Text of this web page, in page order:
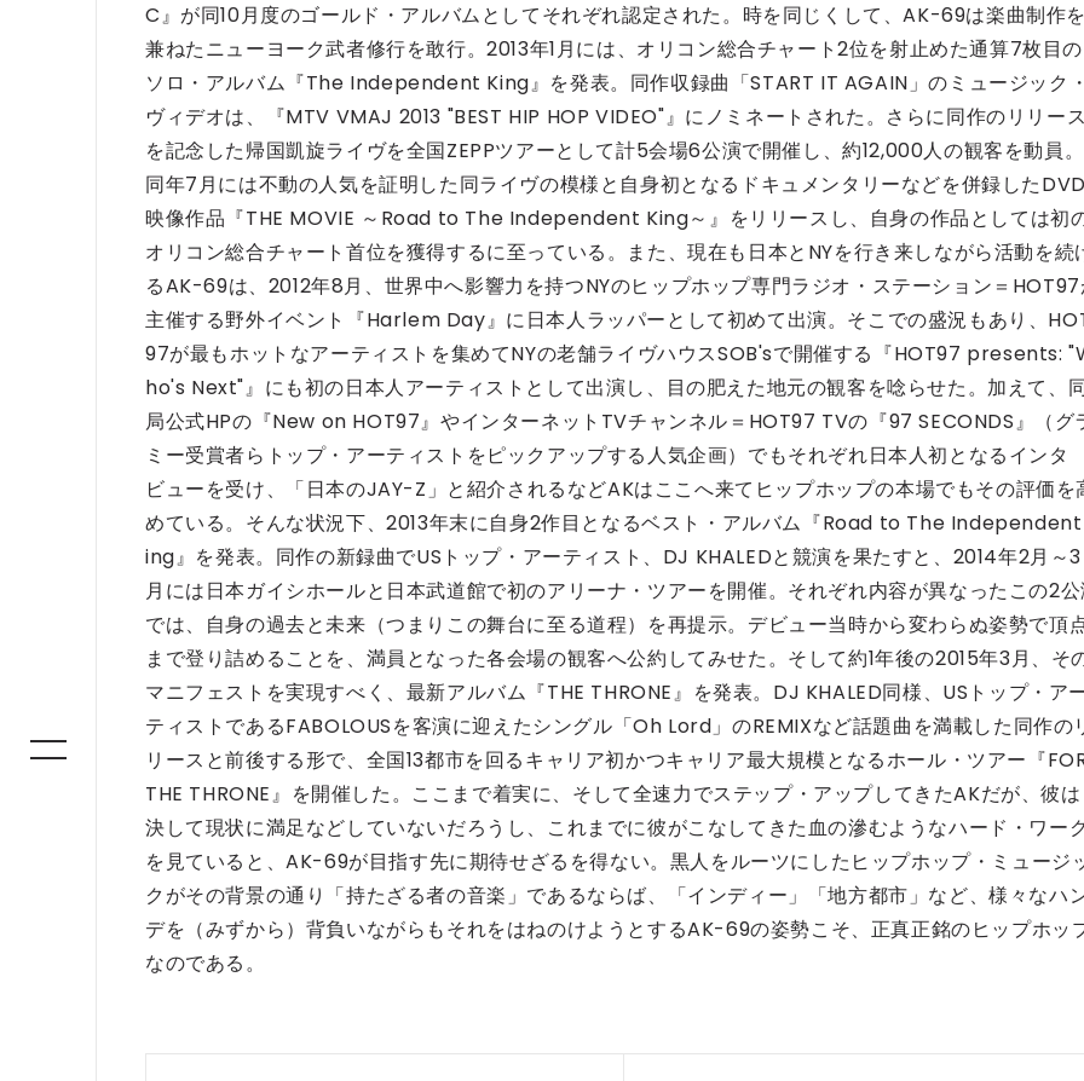
C』が同10月度のゴールド・アルバムとしてそれぞれ認定された。 時を同じくして、AK-69は楽曲制作を
兼ねたニューヨーク武者修行を敢行。2013年1月には、オリコン総合チャート2位を射止めた通算7枚目の
ソロ・アルバム『The Independent King』を発表。同作収録曲「START IT AGAIN」のミュージック・
ヴィデオは、『MTV VMAJ 2013 "BEST HIP HOP VIDEO"』にノミネートされた。さらに同作のリリース
を記念した帰国凱旋ライヴを全国ZEPPツアーとして計5会場6公演で開催し、約12,000人の観客を動員。
同年7月には不動の人気を証明した同ライヴの模様と自身初となるドキュメンタリーなどを併録したDVD
映像作品『THE MOVIE ～Road to The Independent King～』をリリースし、自身の作品としては初
オリコン総合チャート首位を獲得するに至っている。
また、現在も日本とNYを行き来しながら活動を続
るAK-69は、2012年8月、世界中へ影響力を持つNYのヒップホップ専門ラジオ・ステーション＝
主催する野外イベント『Harlem Day』に日本人ラッパーとして初めて出演。そこでの盛況もあり、
97が最もホットなアーティストを集めてNYの老舗ライヴハウスSOB'sで開催する『HOT97 presents:
ho's Next"』にも初の日本人アーティストとして出演し、目の肥えた地元の観客を唸らせた。加えて、
局公式HPの『New on HOT97』やインターネットTVチャンネル＝HOT97 TVの『97 SECONDS』（グ
ミー受賞者らトップ・アーティストをピックアップする人気企画）でもそれぞれ日本人初となるインタ
ビューを受け、「日本のJAY-Z」と紹介されるなどAKはここへ来てヒップホップの本場でもその評価を
めている。 そんな状況下、2013年末に自身2作目となるベスト・アルバム『Road to The
ing』を発表。同作の新録曲でUSトップ・アーティスト、DJ KHALEDと競演を果たすと、2014年2月～3
月には日本ガイシホールと日本武道館で初のアリーナ・ツアーを開催。それぞれ内容が異なったこの2
では、自身の過去と未来（つまりこの舞台に至る道程）を再提示。デビュー当時から変わらぬ姿勢で頂
まで登り詰めることを、満員となった各会場の観客へ公約してみせた。そして約1年後の2015年3月、そ
マニフェストを実現すべく、最新アルバム『THE THRONE』を発表。DJ KHALED同様、USトップ・ア
ティストであるFABOLOUSを客演に迎えたシングル「Oh Lord」のREMIXなど話題曲を満載した同作の
リースと前後する形で、全国13都市を回るキャリア初かつキャリア最大規模となるホール・ツアー『
THE THRONE』を開催した。 ここまで着実に、そして全速力でステップ・アップしてきたAKだが、彼は
決して現状に満足などしていないだろうし、これまでに彼がこなしてきた血の滲むようなハード・ワーク
を見ていると、AK-69が目指す先に期待せざるを得ない。黒人をルーツにしたヒップホップ・ミュージ
クがその背景の通り「持たざる者の音楽」であるならば、「インディー」「地方都市」など、様々なハ
デを（みずから）背負いながらもそれをはねのけようとするAK-69の姿勢こそ、正真正銘のヒップホッ
なのである。